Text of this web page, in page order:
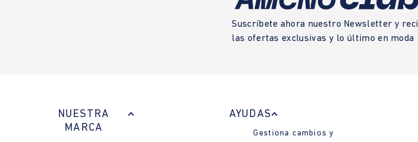
Suscríbete ahora nuestro Newsletter y
las ofertas exclusivas y lo último en moda
NUESTRA
MARCA
AYUDAS
Gestiona cambios y